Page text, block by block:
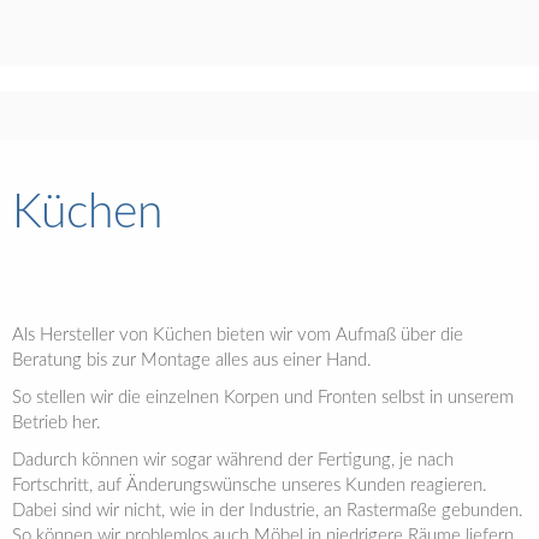
Küchen
Als Hersteller von Küchen bieten wir vom Aufmaß über die
Beratung bis zur Montage alles aus einer Hand.
So stellen wir die einzelnen Korpen und Fronten selbst in unserem
Betrieb her.
Dadurch können wir sogar während der Fertigung, je nach
Fortschritt, auf Änderungswünsche unseres Kunden reagieren.
Dabei sind wir nicht, wie in der Industrie, an Rastermaße gebunden.